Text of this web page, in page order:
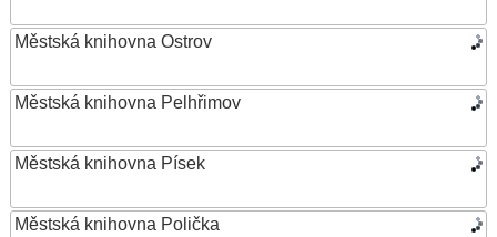
Městská knihovna Ostrov
Městská knihovna Pelhřimov
Městská knihovna Písek
Městská knihovna Polička